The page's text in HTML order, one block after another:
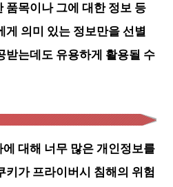
품목이나 그에 대한 정보 등
게 의미 있는 정보만을 선별
받는데도 유용하게 활용될 수
대해 너무 많은 개인정보를
키가 프라이버시 침해의 위험